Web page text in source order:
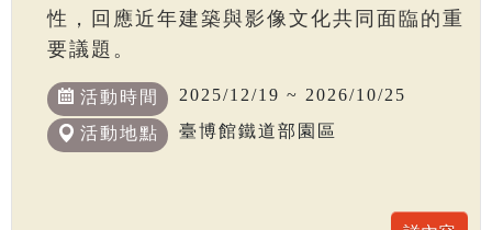
性，回應近年建築與影像文化共同面臨的重
要議題。
活動時間 2025/12/19 ~ 2026/10/25
活動地點 臺博館鐵道部園區